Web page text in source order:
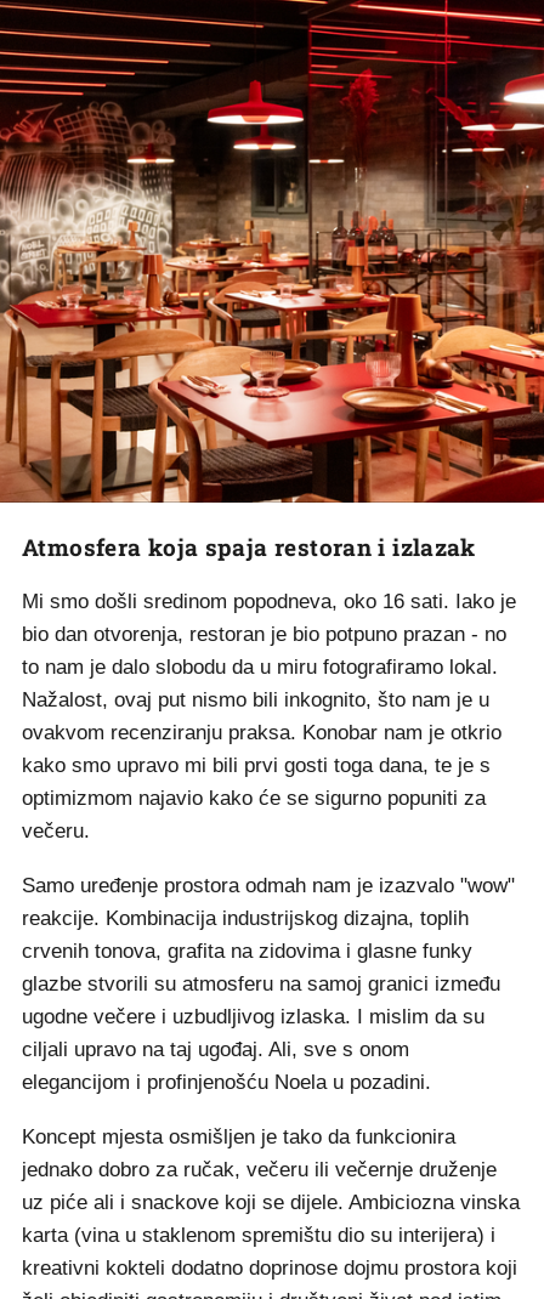
Atmosfera koja spaja restoran i izlazak
Mi smo došli sredinom popodneva, oko 16 sati. Iako je
bio dan otvorenja, restoran je bio potpuno prazan - no
to nam je dalo slobodu da u miru fotografiramo lokal.
Nažalost, ovaj put nismo bili inkognito, što nam je u
ovakvom recenziranju praksa. Konobar nam je otkrio
kako smo upravo mi bili prvi gosti toga dana, te je s
optimizmom najavio kako će se sigurno popuniti za
večeru.
Samo uređenje prostora odmah nam je izazvalo "wow"
reakcije. Kombinacija industrijskog dizajna, toplih
crvenih tonova, grafita na zidovima i glasne funky
glazbe stvorili su atmosferu na samoj granici između
ugodne večere i uzbudljivog izlaska. I mislim da su
ciljali upravo na taj ugođaj. Ali, sve s onom
elegancijom i profinjenošću Noela u pozadini.
Koncept mjesta osmišljen je tako da funkcionira
jednako dobro za ručak, večeru ili večernje druženje
uz piće ali i snackove koji se dijele. Ambiciozna vinska
karta (vina u staklenom spremištu dio su interijera) i
kreativni kokteli dodatno doprinose dojmu prostora koji